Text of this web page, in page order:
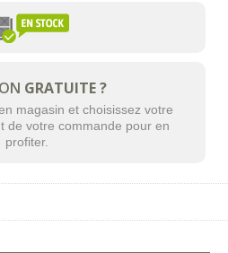
GRATUITE ?
magasin et choisissez votre
de votre commande pour en
profiter.